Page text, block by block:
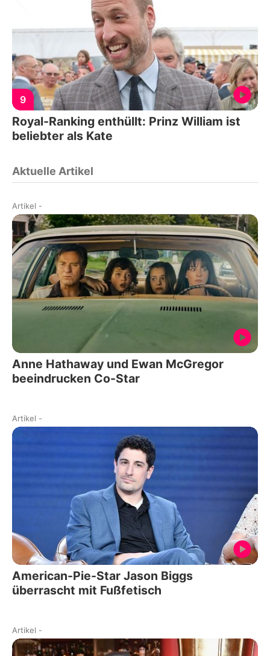
9
Royal-Ranking enthüllt: Prinz William ist
beliebter als Kate
Aktuelle Artikel
Artikel -
Anne Hathaway und Ewan McGregor
beeindrucken Co-Star
Artikel -
American-Pie-Star Jason Biggs
überrascht mit Fußfetisch
Artikel -